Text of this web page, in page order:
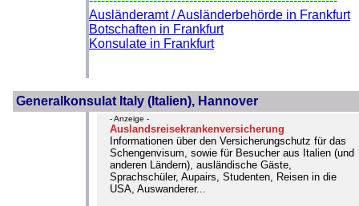
Ausländeramt / Ausländerbehörde in Frankfurt
Botschaften in Frankfurt
Konsulate in Frankfurt
Generalkonsulat Italy (Italien), Hannover
- Anzeige -
Auslandsreisekrankenversicherung
Informationen über den Versicherungschutz für das
Schengenvisum, sowie für Besucher aus Italien (und
anderen Ländern), ausländische Gäste,
Sprachschüler, Aupairs, Studenten, Reisen in die
USA, Auswanderer...